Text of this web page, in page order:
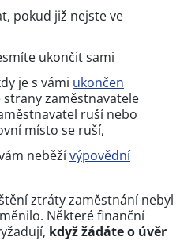
pokud již nejste ve
ukončit sami
je s vámi ukončen
strany zaměstnavatele
ruší nebo
místo se ruší,
neběžívýpovědní
ztráty zaměstnání nebyl
Některé finanční
když žádáte o úvěr